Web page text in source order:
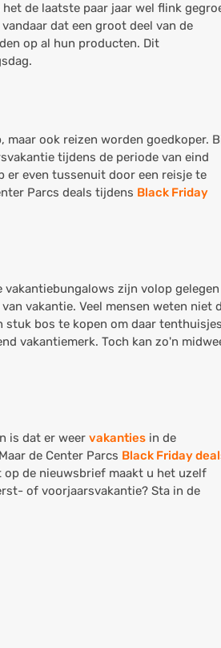
de laatste paar jaar wel flink
dat een groot deel van de
op al hun producten. Dit
ook reizen worden goedkoper.
tijdens de periode van eind
er even tussenuit door een reisje te
Parcs deals tijdens Black Friday
zijn volop
vakantie. Veel mensen weten niet
stuk bos te kopen om daar
vakantiemerk. Toch kan zo'n
is dat er weer vakanties in de
de Center Parcs Black Friday
op de nieuwsbrief maakt u het uzelf
of voorjaarsvakantie? Sta in de